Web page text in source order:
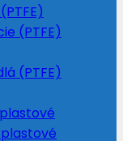
(PTFE)
(PTFE)